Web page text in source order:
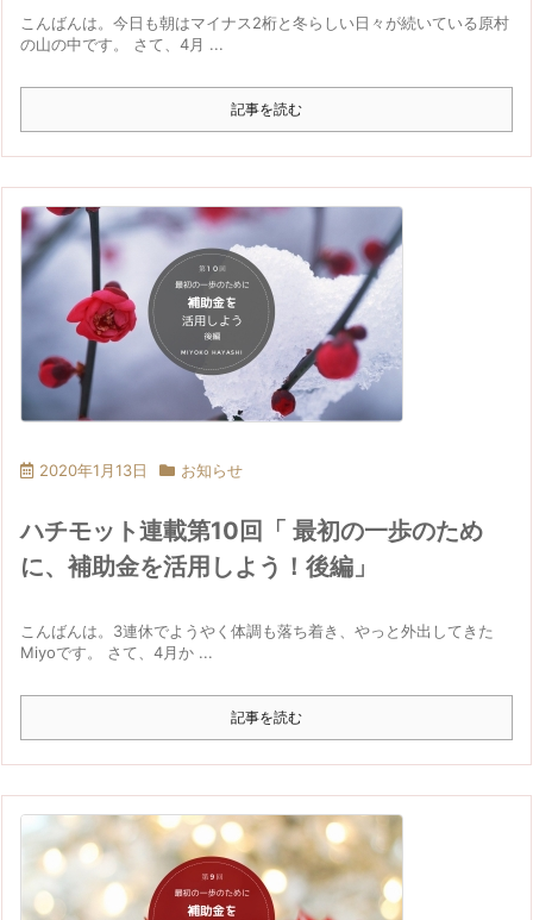
こんばんは。今日も朝はマイナス2桁と冬らしい日々が続いている原村
の山の中です。 さて、4月 ...
記事を読む
2020年1月13日 お知らせ
ハチモット連載第10回「 最初の一歩のため
に、補助金を活用しよう！後編」
こんばんは。3連休でようやく体調も落ち着き、やっと外出してきた
Miyoです。 さて、4月か ...
記事を読む